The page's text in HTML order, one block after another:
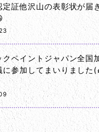
定証他沢山の表彰状が届
クペイントジャパン全国
に参加してまいりました